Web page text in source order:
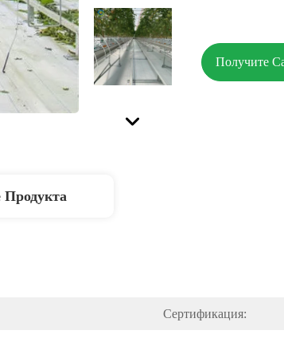
Получите
Продукта
Сертификация: